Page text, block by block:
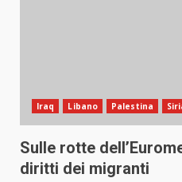
Iraq Libano Palestina
Sulle rotte
diritti dei migranti